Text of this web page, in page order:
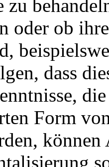
zu
oder ob
dass
Form